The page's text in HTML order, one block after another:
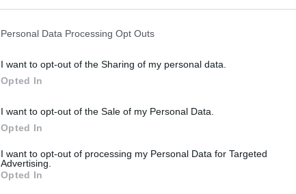
Personal Data Processing Opt Outs
I want to opt-out of the Sharing of my personal data.
Opted In
I want to opt-out of the Sale of my Personal Data.
Opted In
I want to opt-out of processing my Personal Data for Targeted
Advertising.
Opted In